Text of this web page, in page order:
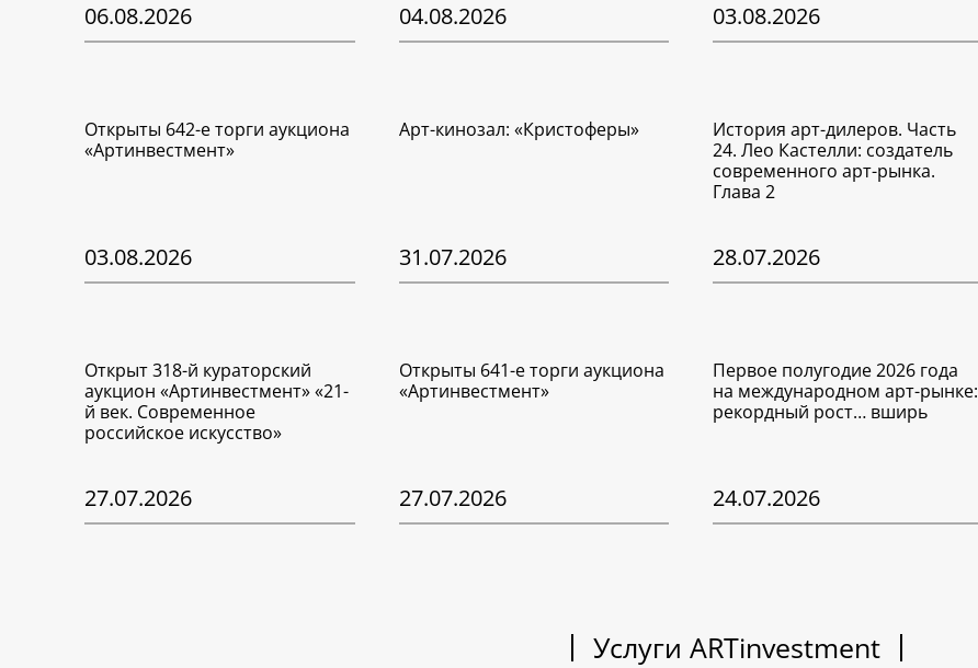
06.08.2026 04.08.2026 03.08.2026
Открыты 642-е торги аукциона
«Артинвестмент»
03.08.2026
Арт-кинозал: «Кристоферы»
31.07.2026
История арт-дилеров. Часть
24. Лео Кастелли: создатель
современного арт-рынка.
Глава 2
28.07.2026
Открыт 318-й кураторский
аукцион «Артинвестмент» «21-
й век. Современное
российское искусство»
27.07.2026
Открыты 641-е торги аукциона
«Артинвестмент»
27.07.2026
Первое полугодие 2026 года
на международном арт-рынке:
рекордный рост… вширь
24.07.2026
Услуги ARTinvestment